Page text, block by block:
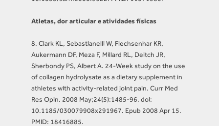
Atletas, dor articular e atividades físicas
8. Clark KL, Sebastianelli W, Flechsenhar KR,
Aukermann DF, Meza F, Millard RL, Deitch JR,
Sherbondy PS, Albert A. 24-Week study on the use
of collagen hydrolysate as a dietary supplement in
athletes with activity-related joint pain. Curr Med
Res Opin. 2008 May;24(5):1485-96. doi:
10.1185/030079908x291967. Epub 2008 Apr 15.
PMID: 18416885.